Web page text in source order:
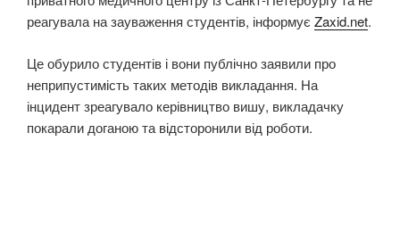
реагувала на зауваження студентів, інформує Zaxid.net.
Це обурило студентів і вони публічно заявили про
неприпустимість таких методів викладання. На
інцидент зреагувало керівництво вишу, викладачку
покарали доганою та відсторонили від роботи.